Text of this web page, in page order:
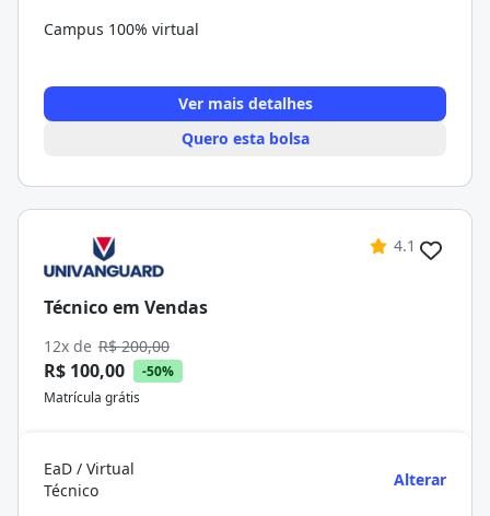
Campus 100% virtual
Ver mais detalhes
Quero esta bolsa
4.1
Técnico em Vendas
12x de R$ 200,00
R$ 100,00
-50%
Matrícula grátis
EaD / Virtual
Técnico
Alterar